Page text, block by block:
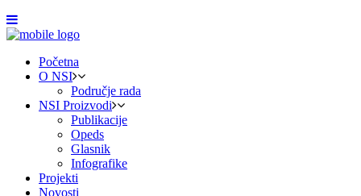
Početna
O NSI
Područje rada
NSI Proizvodi
Publikacije
Opeds
Glasnik
Infografike
Projekti
Novosti